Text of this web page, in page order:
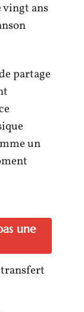
vingt ans
partage
un
une